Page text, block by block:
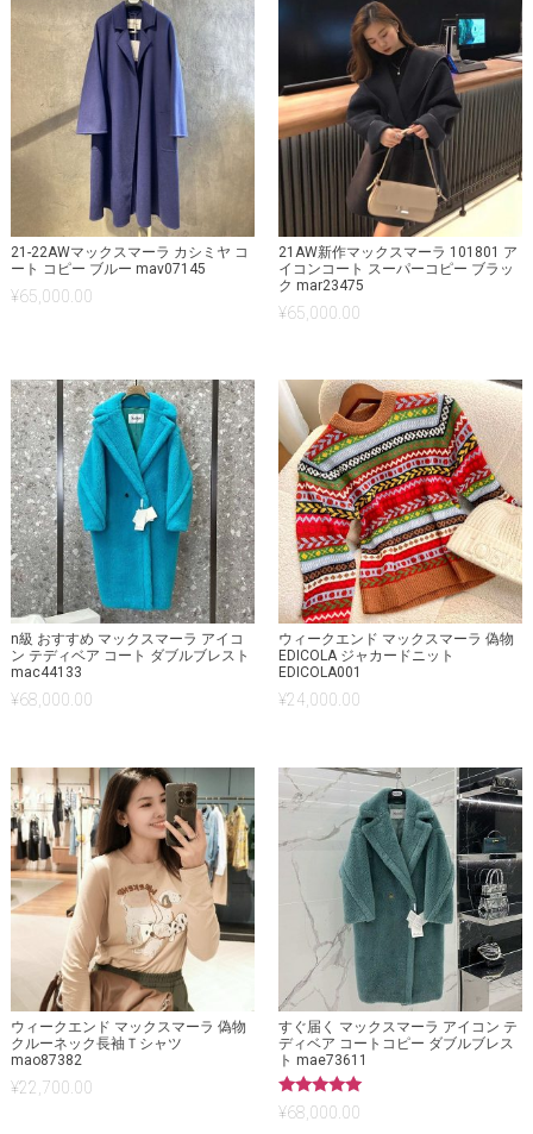
21-22AWマックスマーラ カシミヤ コ
ート コピー ブルー mav07145
¥65,000.00
21AW新作マックスマーラ 101801 ア
イコンコート スーパーコピー ブラッ
ク mar23475
¥65,000.00
n級 おすすめ マックスマーラ アイコ
ン テディベア コート ダブルブレスト
mac44133
¥68,000.00
ウィークエンド マックスマーラ 偽物
EDICOLA ジャカードニット
EDICOLA001
¥24,000.00
ウィークエンド マックスマーラ 偽物
クルーネック長袖Ｔシャツ
mao87382
¥22,700.00
すぐ届く マックスマーラ アイコン テ
ディベア コートコピー ダブルブレス
ト mae73611
5段階中
5.00
¥68,000.00